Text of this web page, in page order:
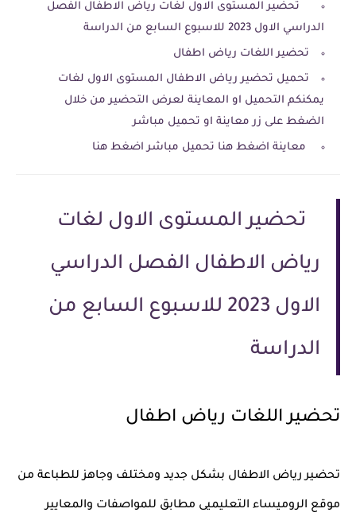
تحضير المستوى الاول لغات رياض الاطفال الفصل
الدراسي الاول 2023 للاسبوع السابع من الدراسة
تحضير اللغات رياض اطفال
تحميل تحضير رياض الاطفال المستوى الاول لغات
يمكنكم التحميل او المعاينة لعرض التحضير من خلال
الضغط على زر معاينة او تحميل مباشر
معاينة اضغط هنا تحميل مباشر اضغط هنا
تحضير المستوى الاول لغات
رياض الاطفال الفصل الدراسي
الاول 2023 للاسبوع السابع من
الدراسة
تحضير اللغات رياض اطفال
تحضير رياض الاطفال بشكل جديد ومختلف وجاهز للطباعة من
موقع الروميساء التعليميى مطابق للمواصفات والمعايير